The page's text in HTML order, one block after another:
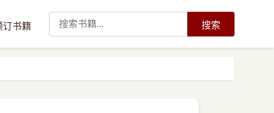
订书籍 搜索